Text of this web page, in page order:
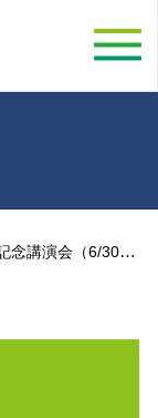
）・記念展示（6/4-7/16）